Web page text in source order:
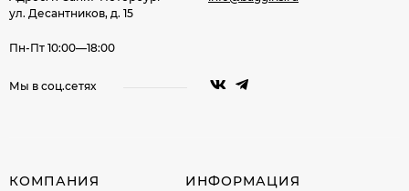
ул. Десантников, д. 15
Пн-Пт 10:00—18:00
Мы в соц.сетях
КОМПАНИЯ ИНФОРМАЦИЯ